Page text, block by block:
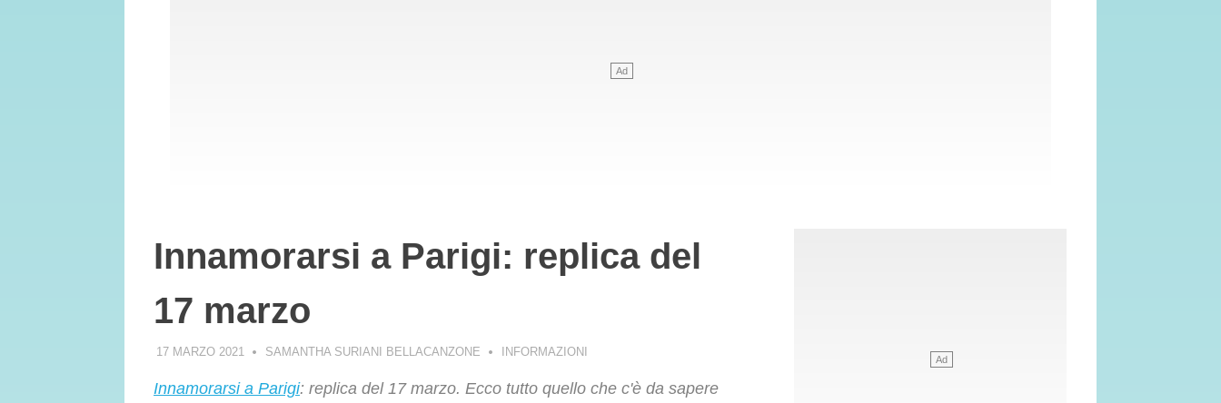
Innamorarsi a Parigi: replica del
17 marzo
17 MARZO 2021 SAMANTHA SURIANI BELLACANZONE INFORMAZIONI
Innamorarsi a Parigi: replica del 17 marzo. Ecco tutto quello che c'è da sapere